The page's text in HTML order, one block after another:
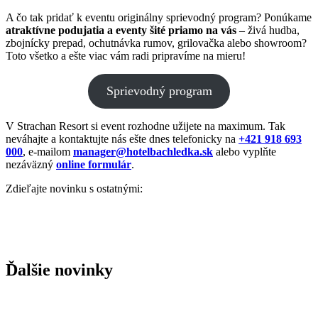
A čo tak pridať k eventu originálny sprievodný program? Ponúkame
atraktívne podujatia a eventy šité priamo na vás – živá hudba,
zbojnícky prepad, ochutnávka rumov, grilovačka alebo showroom?
Toto všetko a ešte viac vám radi pripravíme na mieru!
Sprievodný program
V Strachan Resort si event rozhodne užijete na maximum. Tak
neváhajte a kontaktujte nás ešte dnes telefonicky na +421 918 693
000, e-mailom manager@hotelbachledka.sk alebo vyplňte
nezáväzný online formulár.
Zdieľajte novinku s ostatnými:
Ďalšie novinky